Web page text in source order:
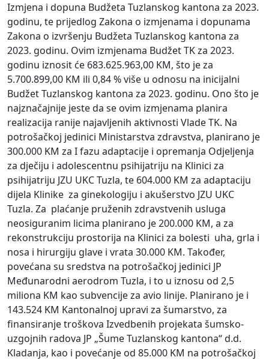
Izmjena i dopuna Budžeta Tuzlanskog kantona za 2023.
godinu, te prijedlog Zakona o izmjenama i dopunama
Zakona o izvršenju Budžeta Tuzlanskog kantona za
2023. godinu. Ovim izmjenama Budžet TK za 2023.
godinu iznosit će 683.625.963,00 KM, što je za
5.700.899,00 KM ili 0,84 % više u odnosu na inicijalni
Budžet Tuzlanskog kantona za 2023. godinu. Ono što je
najznačajnije jeste da se ovim izmjenama planira
realizacija ranije najavljenih aktivnosti Vlade TK. Na
potrošačkoj jedinici Ministarstva zdravstva, planirano je
300.000 KM za I fazu adaptacije i opremanja Odjeljenja
za dječiju i adolescentnu psihijatriju na Klinici za
psihijatriju JZU UKC Tuzla, te 604.000 KM za adaptaciju
dijela Klinike za ginekologiju i akušerstvo JZU UKC
Tuzla. Za plaćanje pruženih zdravstvenih usluga
neosiguranim licima planirano je 200.000 KM, a za
rekonstrukciju prostorija na Klinici za bolesti uha, grla i
nosa i hirurgiju glave i vrata 30.000 KM. Također,
povećana su sredstva na potrošačkoj jedinici JP
Međunarodni aerodrom Tuzla, i to u iznosu od 2,5
miliona KM kao subvencije za avio linije. Planirano je i
143.524 KM Kantonalnoj upravi za šumarstvo, za
finansiranje troškova Izvedbenih projekata šumsko-
uzgojnih radova JP „Šume Tuzlanskog kantona“ d.d.
Kladanja, kao i povećanje od 85.000 KM na potrošačkoj